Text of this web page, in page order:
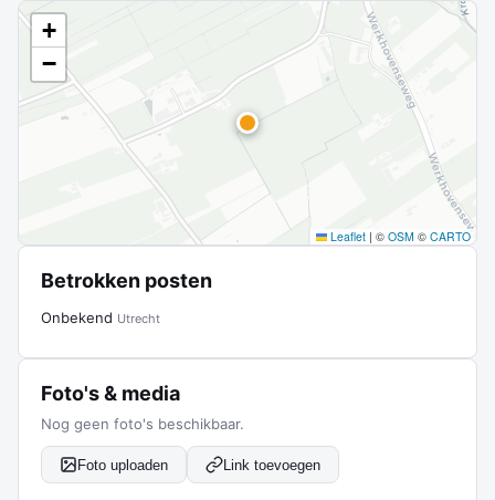
+
−
Leaflet | © OSM © CARTO
Betrokken posten
Onbekend Utrecht
Foto's & media
Nog geen foto's beschikbaar.
Foto uploaden Link toevoegen